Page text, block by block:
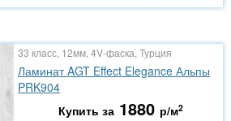
33 класс, 12мм, 4V-фаска, Турция
Ламинат AGT Effect Elegance Альпы
PRK904
Купить за 1880 р/м2